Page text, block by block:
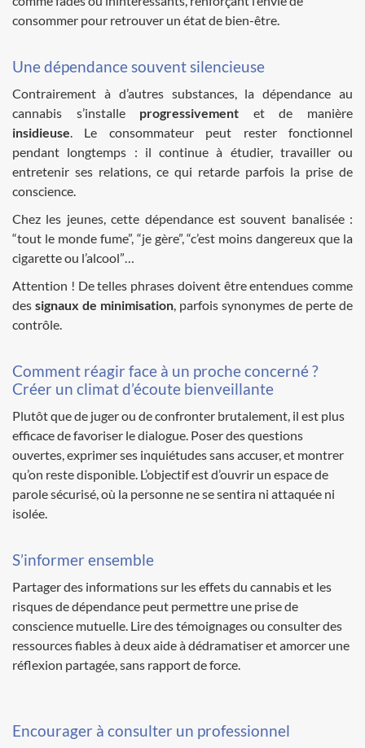
consommer pour retrouver un état de bien-être.
Une dépendance souvent silencieuse
Contrairement à d’autres substances, la dépendance au
cannabis s’installe progressivement et de manière
insidieuse. Le consommateur peut rester fonctionnel
pendant longtemps : il continue à étudier, travailler ou
entretenir ses relations, ce qui retarde parfois la prise de
conscience.
Chez les jeunes, cette dépendance est souvent banalisée :
“tout le monde fume”, “je gère”, “c’est moins dangereux que la
cigarette ou l’alcool”…
Attention ! De telles phrases doivent être entendues comme
des signaux de minimisation, parfois synonymes de perte de
contrôle.
Comment réagir face à un proche concerné ?
Créer un climat d’écoute bienveillante
Plutôt que de juger ou de confronter brutalement, il est plus
efficace de favoriser le dialogue. Poser des questions
ouvertes, exprimer ses inquiétudes sans accuser, et montrer
qu’on reste disponible. L’objectif est d’ouvrir un espace de
parole sécurisé, où la personne ne se sentira ni attaquée ni
isolée.
S’informer ensemble
Partager des informations sur les effets du cannabis et les
risques de dépendance peut permettre une prise de
conscience mutuelle. Lire des témoignages ou consulter des
ressources fiables à deux aide à dédramatiser et amorcer une
réflexion partagée, sans rapport de force.
Encourager à consulter un professionnel